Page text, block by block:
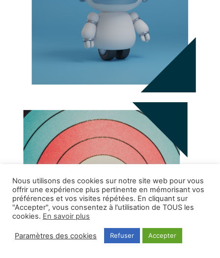
Nous utilisons des cookies sur notre site web pour vous
offrir une expérience plus pertinente en mémorisant vos
préférences et vos visites répétées. En cliquant sur
"Accepter", vous consentez à l'utilisation de TOUS les
cookies. En savoir plus
Paramètres des cookies Refuser Accepter